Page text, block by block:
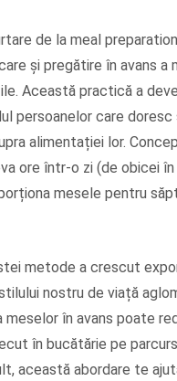
de la meal
și pregătire în avans a
Această practică a
persoanelor care doresc
alimentației lor.
ore într-o zi (de obicei
mesele pentru
metode a crescut
nostru de viață
în avans poate
în bucătărie pe
această abordare te